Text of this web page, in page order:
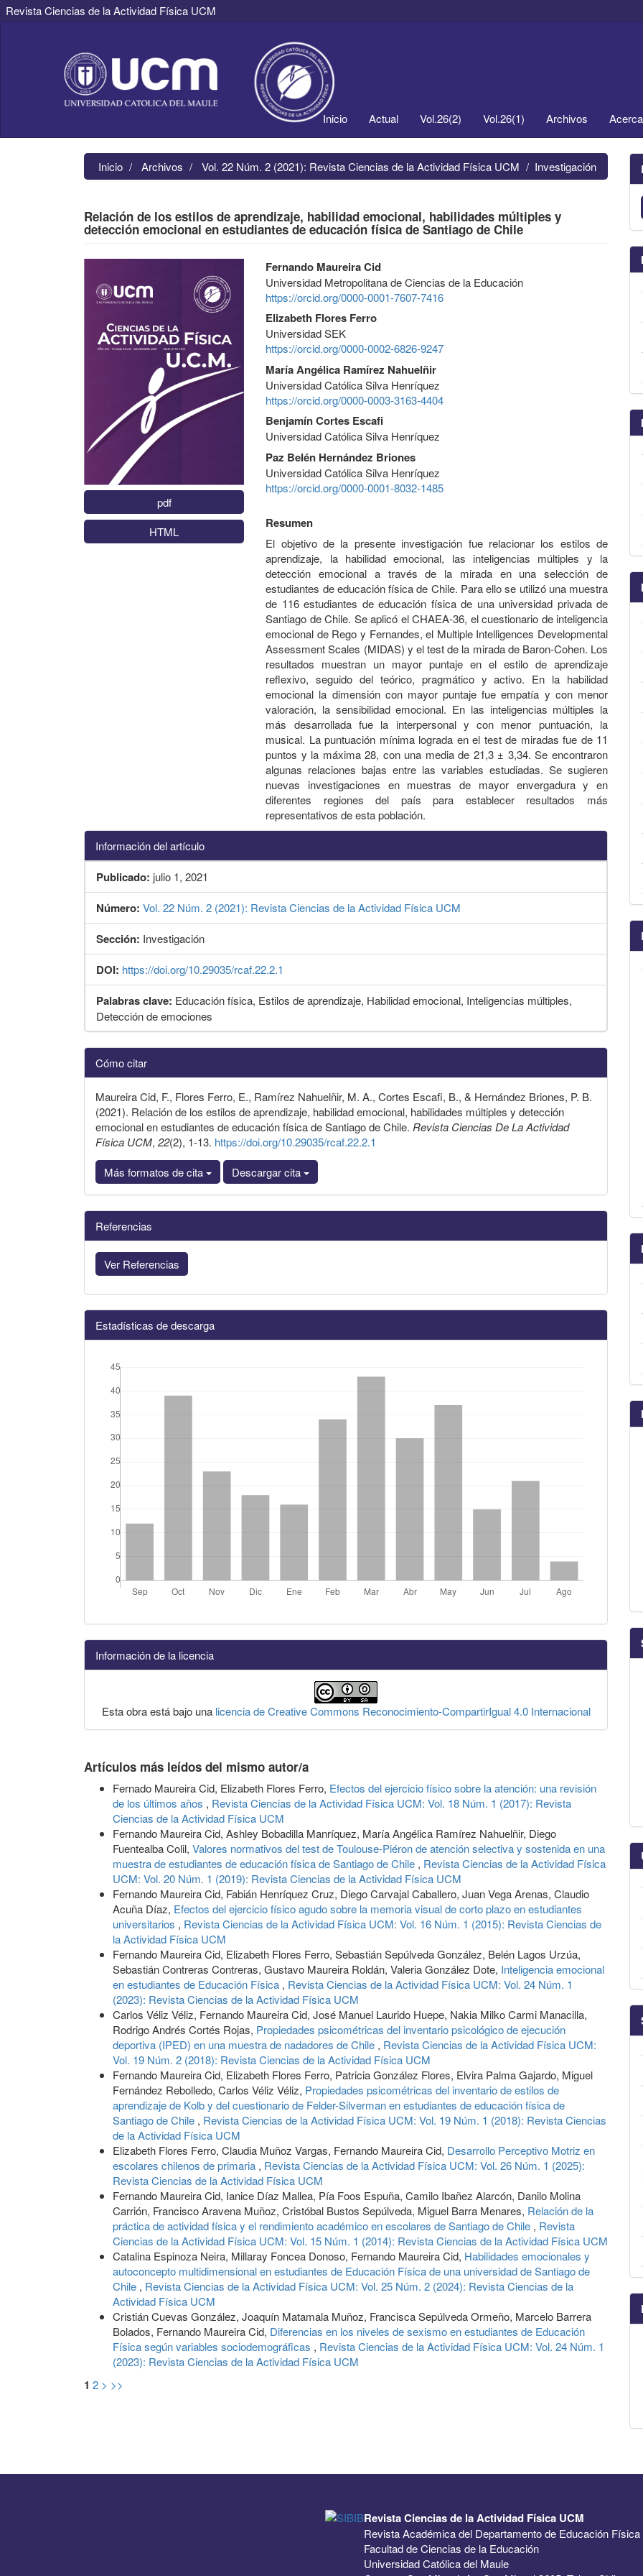
Revista Ciencias de la Actividad Física UCM
Contenido
principal
Inicio Actual Vol.26(2) Vol.26(1) Archivos
Inicio Archivos Vol. 22 Núm. 2 (2021): Revista Ciencias de la Actividad Física UCM Investigación
Relación de los estilos de aprendizaje, habilidad emocional, habilidades múltiples y
detección emocional en estudiantes de educación física de Santiago de Chile
Barra
del
artículo
pdf
HTML
Contenido
principal
del
artículo
Fernando Maureira Cid
Universidad Metropolitana de Ciencias de la Educación
https://orcid.org/0000-0001-7607-7416
Elizabeth Flores Ferro
Universidad SEK
https://orcid.org/0000-0002-6826-9247
María Angélica Ramírez Nahuelñir
Universidad Católica Silva Henríquez
https://orcid.org/0000-0003-3163-4404
Benjamín Cortes Escafi
Universidad Católica Silva Henríquez
Paz Belén Hernández Briones
Universidad Católica Silva Henríquez
https://orcid.org/0000-0001-8032-1485
Resumen
El objetivo de la presente investigación fue relacionar los estilos de
aprendizaje, la habilidad emocional, las inteligencias múltiples y la
detección emocional a través de la mirada en una selección de
estudiantes de educación física de Chile. Para ello se utilizó una muestra
de 116 estudiantes de educación física de una universidad privada de
Santiago de Chile. Se aplicó el CHAEA-36, el cuestionario de inteligencia
emocional de Rego y Fernandes, el Multiple Intelligences Developmental
Assessment Scales (MIDAS) y el test de la mirada de Baron-Cohen. Los
resultados muestran un mayor puntaje en el estilo de aprendizaje
reflexivo, seguido del teórico, pragmático y activo. En la habilidad
emocional la dimensión con mayor puntaje fue empatía y con menor
valoración, la sensibilidad emocional. En las inteligencias múltiples la
más desarrollada fue la interpersonal y con menor puntuación, la
musical. La puntuación mínima lograda en el test de miradas fue de 11
puntos y la máxima 28, con una media de 21,3 ± 3,34. Se encontraron
algunas relaciones bajas entre las variables estudiadas. Se sugieren
nuevas investigaciones en muestras de mayor envergadura y en
diferentes regiones del país para establecer resultados más
representativos de esta población.
Información del artículo
Publicado: julio 1, 2021
Número: Vol. 22 Núm. 2 (2021): Revista Ciencias de la Actividad Física UCM
Sección: Investigación
DOI: https://doi.org/10.29035/rcaf.22.2.1
Palabras clave: Educación física, Estilos de aprendizaje, Habilidad emocional, Inteligencias múltiples,
Detección de emociones
Detalles
del
artículo
Cómo citar
Maureira Cid, F., Flores Ferro, E., Ramírez Nahuelñir, M. A., Cortes Escafi, B., & Hernández Briones, P. B.
(2021). Relación de los estilos de aprendizaje, habilidad emocional, habilidades múltiples y detección
emocional en estudiantes de educación física de Santiago de Chile. Revista Ciencias De La Actividad
Física UCM, 22(2), 1-13. https://doi.org/10.29035/rcaf.22.2.1
Más formatos de cita
Descargar cita
Referencias
Ver Referencias
Estadísticas de descarga
Información de la licencia
Esta obra está bajo una licencia de Creative Commons Reconocimiento-CompartirIgual 4.0 Internacional
Artículos más leídos del mismo autor/a
Fernado Maureira Cid, Elizabeth Flores Ferro, Efectos del ejercicio físico sobre la atención: una revisión
de los últimos años , Revista Ciencias de la Actividad Física UCM: Vol. 18 Núm. 1 (2017): Revista
Ciencias de la Actividad Física UCM
Fernando Maureira Cid, Ashley Bobadilla Manríquez, María Angélica Ramírez Nahuelñir, Diego
Fuentealba Colil, Valores normativos del test de Toulouse-Piéron de atención selectiva y sostenida en una
muestra de estudiantes de educación física de Santiago de Chile , Revista Ciencias de la Actividad Física
UCM: Vol. 20 Núm. 1 (2019): Revista Ciencias de la Actividad Física UCM
Fernando Maureira Cid, Fabián Henríquez Cruz, Diego Carvajal Caballero, Juan Vega Arenas, Claudio
Acuña Díaz, Efectos del ejercicio físico agudo sobre la memoria visual de corto plazo en estudiantes
universitarios , Revista Ciencias de la Actividad Física UCM: Vol. 16 Núm. 1 (2015): Revista Ciencias de
la Actividad Física UCM
Fernando Maureira Cid, Elizabeth Flores Ferro, Sebastián Sepúlveda González, Belén Lagos Urzúa,
Sebastián Contreras Contreras, Gustavo Maureira Roldán, Valeria González Dote, Inteligencia emocional
en estudiantes de Educación Física , Revista Ciencias de la Actividad Física UCM: Vol. 24 Núm. 1
(2023): Revista Ciencias de la Actividad Física UCM
Carlos Véliz Véliz, Fernando Maureira Cid, José Manuel Laurido Huepe, Nakia Milko Carmi Manacilla,
Rodrigo Andrés Cortés Rojas, Propiedades psicométricas del inventario psicológico de ejecución
deportiva (IPED) en una muestra de nadadores de Chile , Revista Ciencias de la Actividad Física UCM:
Vol. 19 Núm. 2 (2018): Revista Ciencias de la Actividad Física UCM
Fernando Maureira Cid, Elizabeth Flores Ferro, Patricia González Flores, Elvira Palma Gajardo, Miguel
Fernández Rebolledo, Carlos Véliz Véliz, Propiedades psicométricas del inventario de estilos de
aprendizaje de Kolb y del cuestionario de Felder-Silverman en estudiantes de educación física de
Santiago de Chile , Revista Ciencias de la Actividad Física UCM: Vol. 19 Núm. 1 (2018): Revista Ciencias
de la Actividad Física UCM
Elizabeth Flores Ferro, Claudia Muñoz Vargas, Fernando Maureira Cid, Desarrollo Perceptivo Motriz en
escolares chilenos de primaria , Revista Ciencias de la Actividad Física UCM: Vol. 26 Núm. 1 (2025):
Revista Ciencias de la Actividad Física UCM
Fernando Maureira Cid, Ianice Díaz Mallea, Pía Foos Espuña, Camilo Ibañez Alarcón, Danilo Molina
Carrión, Francisco Aravena Muñoz, Cristóbal Bustos Sepúlveda, Miguel Barra Menares, Relación de la
práctica de actividad física y el rendimiento académico en escolares de Santiago de Chile , Revista
Ciencias de la Actividad Física UCM: Vol. 15 Núm. 1 (2014): Revista Ciencias de la Actividad Física UCM
Catalina Espinoza Neira, Millaray Foncea Donoso, Fernando Maureira Cid, Habilidades emocionales y
autoconcepto multidimensional en estudiantes de Educación Física de una universidad de Santiago de
Chile , Revista Ciencias de la Actividad Física UCM: Vol. 25 Núm. 2 (2024): Revista Ciencias de la
Actividad Física UCM
Cristián Cuevas González, Joaquín Matamala Muñoz, Francisca Sepúlveda Ormeño, Marcelo Barrera
Bolados, Fernando Maureira Cid, Diferencias en los niveles de sexismo en estudiantes de Educación
Física según variables sociodemográficas , Revista Ciencias de la Actividad Física UCM: Vol. 24 Núm. 1
(2023): Revista Ciencias de la Actividad Física UCM
1 2 > >>
Revista Ciencias de la Actividad Física UCM
Revista Académica del Departamento de Educación Física
Facultad de Ciencias de la Educación
Universidad Católica del Maule